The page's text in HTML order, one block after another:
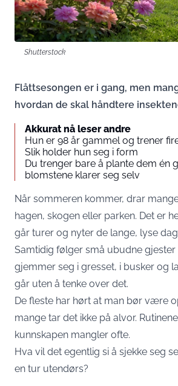
Shutterstock
Flåttsesongen er i gang, men
hvordan de skal håndtere
Akkurat nå leser andre
Hun er 98 år gammel og trener
Slik holder hun seg i form
Du trenger bare å plante dem én
blomstene klarer seg selv
Når sommeren kommer, drar
hagen, skogen eller parken. Det er
går turer og nyter de lange, lyse
Samtidig følger små ubudne gjester
gjemmer seg i gresset, i busker og
går uten å tenke over det.
De fleste har hørt at man bør være
mange tar det ikke på alvor.
kunnskapen mangler ofte.
Hva vil det egentlig si å sjekke seg
en tur utendørs?